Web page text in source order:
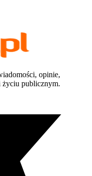
opinie,
życiu publicznym.